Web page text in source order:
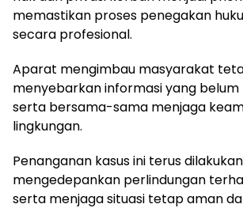
memastikan proses penegakan
secara profesional.
Aparat mengimbau masyarakat
menyebarkan informasi yang belum
serta bersama-sama menjaga
lingkungan.
Penanganan kasus ini terus
mengedepankan perlindungan
serta menjaga situasi tetap aman